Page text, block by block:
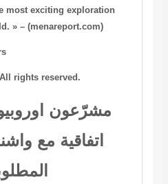
most exciting exploration
» – (menareport.com)
rights reserved.
مشرّعون
اتفاقية مع